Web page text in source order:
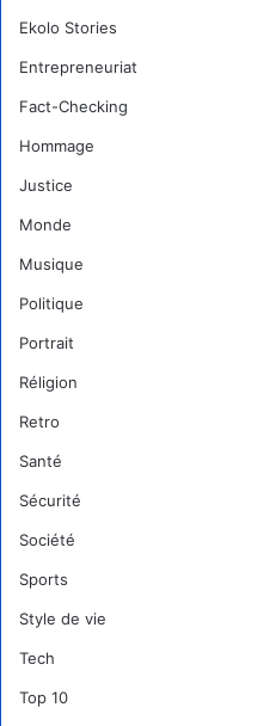
Ekolo Stories
Entrepreneuriat
Fact-Checking
Hommage
Justice
Monde
Musique
Politique
Portrait
Réligion
Retro
Santé
Sécurité
Société
Sports
Style de vie
Tech
Top 10